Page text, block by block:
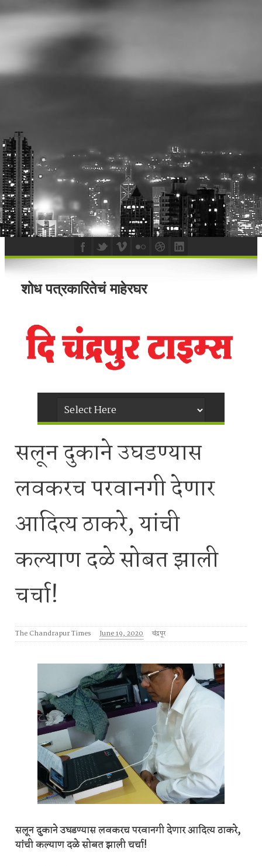
शोध पत्रकारितेचं माहेरघर
सलून दुकाने उघडण्यास
लवकरच परवानगी देणार
आदित्य ठाकरे, यांची
कल्याण दळे सोबत झाली
चर्चा!
The Chandrapur Times June 19, 2020 चंद्रपूर
सलून दुकाने उघडण्यास लवकरच परवानगी देणार आदित्य ठाकरे,
यांची कल्याण दळे सोबत झाली चर्चा!